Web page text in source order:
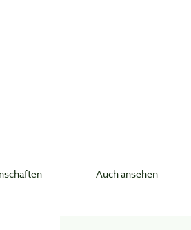
Auch ansehen